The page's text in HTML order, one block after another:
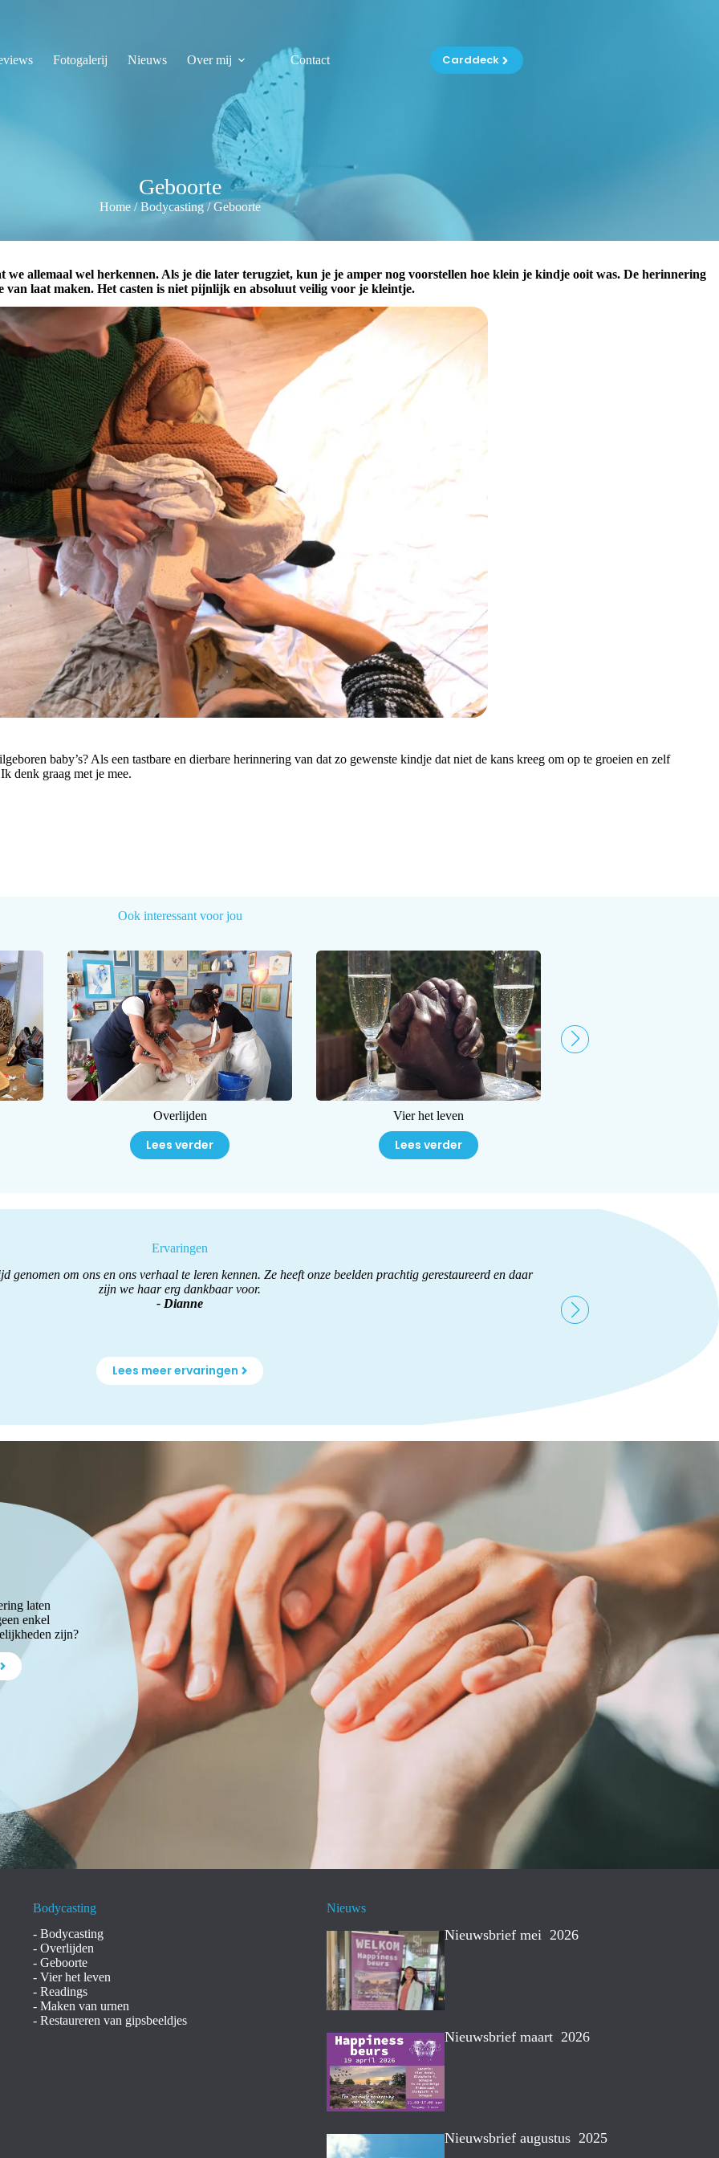
Fotogalerij Nieuws Over mij Contact Carddeck
Geboorte
Home/Bodycasting/Geboorte
we allemaal wel herkennen. Als je die later terugziet, kun je je amper nog voorstellen hoe klein je kindje ooit was. De herinnering
van laat maken. Het casten is niet pijnlijk en absoluut veilig voor je kleintje.
baby’s? Als een tastbare en dierbare herinnering van dat zo gewenste kindje dat niet de kans kreeg om op te groeien en zelf
denk graag met je mee.
Ook interessant voor jou
Overlijden
Lees verder
Vier het leven
Lees verder
Ervaringen
genomen om ons en ons verhaal te leren kennen. Ze heeft onze beelden prachtig gerestaureerd en daar
zijn we haar erg dankbaar voor.
- Dianne
Wat een enthousiaste
Na
Lees meer ervaringen
laten
enkel
zijn?
Bodycasting
- Bodycasting
- Overlijden
- Geboorte
- Vier het leven
- Readings
- Maken van urnen
- Restaureren van gipsbeeldjes
Nieuws
Nieuwsbrief mei 2026
Nieuwsbrief maart 2026
Nieuwsbrief augustus 2025